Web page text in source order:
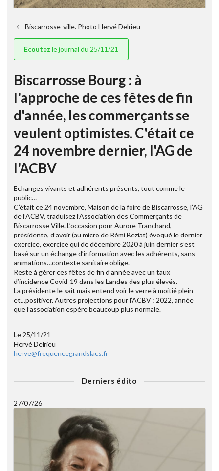
Biscarrosse-ville. Photo Hervé Delrieu
Ecoutez le journal du 25/11/21
Biscarrosse Bourg : à
l'approche de ces fêtes de fin
d'année, les commerçants se
veulent optimistes. C'était ce
24 novembre dernier, l'AG de
l'ACBV
Echanges vivants et adhérents présents, tout comme le
public…
C’était ce 24 novembre, Maison de la foire de Biscarrosse, l’AG
de l’ACBV, traduisez l’Association des Commerçants de
Biscarrosse Ville. L’occasion pour Aurore Tranchand,
présidente, d’avoir (au micro de Rémi Beziat) évoqué le dernier
exercice, exercice qui de décembre 2020 à juin dernier s’est
basé sur un échange d’information avec les adhérents, sans
animations…contexte sanitaire oblige.
Reste à gérer ces fêtes de fin d’année avec un taux
d’incidence Covid-19 dans les Landes des plus élevés.
La présidente le sait mais entend voir le verre à moitié plein
et…positiver. Autres projections pour l’ACBV : 2022, année
que l’association espère beaucoup plus normale.
Le 25/11/21
Hervé Delrieu
herve@frequencegrandslacs.fr
Derniers édito
27/07/26